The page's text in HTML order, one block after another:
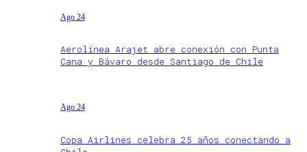
Ago 24
Aerolínea Arajet abre conexión con Punta
Cana y Bávaro desde Santiago de Chile
Ago 24
Copa Airlines celebra 25 años conectando a